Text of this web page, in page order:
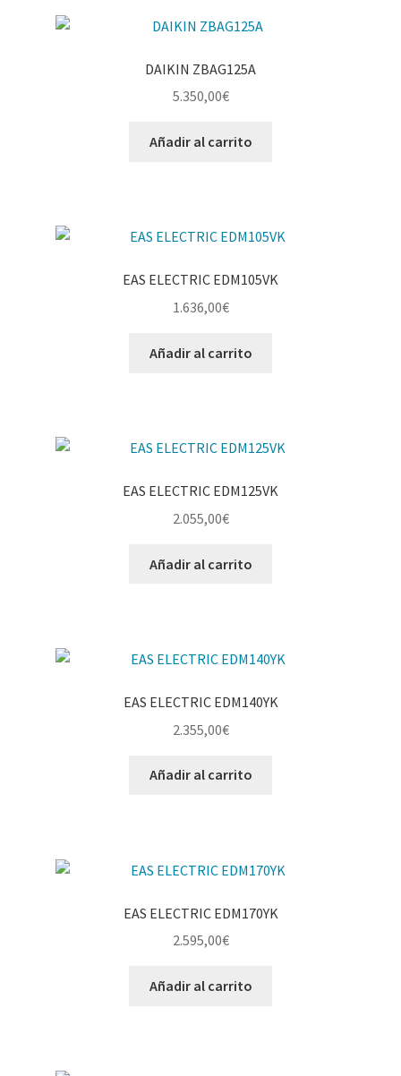
DAIKIN ZBAG125A
5.350,00€
Añadir al carrito
EAS ELECTRIC EDM105VK
1.636,00€
Añadir al carrito
EAS ELECTRIC EDM125VK
2.055,00€
Añadir al carrito
EAS ELECTRIC EDM140YK
2.355,00€
Añadir al carrito
EAS ELECTRIC EDM170YK
2.595,00€
Añadir al carrito